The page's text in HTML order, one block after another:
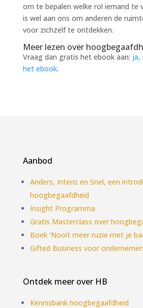
om te bepalen welke rol iemand te
is wel aan ons om anderen de
voor zichzelf te ontdekken.
Meer lezen over
Vraag dan gratis het ebook aan: ja,
het ebook.
Aanbod
Anders, Intens en Snel, een
hoogbegaafdheid
Insight Programma
Gratis Masterclass over
Boek ‘Nooit meer ruzie met je
Gifted Business voor
Ontdek meer over HB
Kennisbank hoogbegaafdheid